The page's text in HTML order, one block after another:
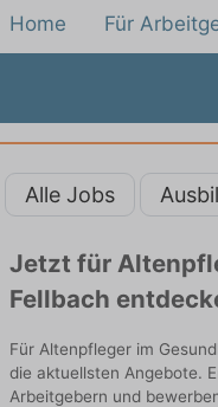
Home Für
Alle Jobs
Jetzt für
Fellbach
Für Altenpfleger im
die aktuellsten Angebote.
Arbeitgebern und